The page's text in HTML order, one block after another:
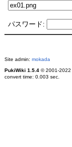
パスワード:
Site admin: mokada
PukiWiki 1.5.4© 2001-2022
convert time: 0.003 sec.